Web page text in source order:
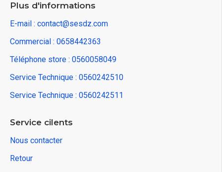
Plus d'informations
E-mail : contact@sesdz.com
Commercial : 0658442363
Téléphone store : 0560058049
Service Technique : 0560242510
Service Technique : 0560242511
Service cilents
Nous contacter
Retour